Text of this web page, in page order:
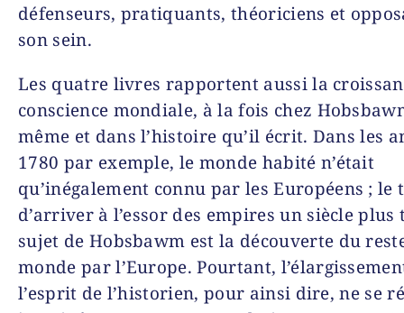
défenseurs, pratiquants, théoriciens et
son sein.
Les quatre livres rapportent aussi la
conscience mondiale, à la fois chez
même et dans l’histoire qu’il écrit. Dans les
1780 par exemple, le monde habité n’était
qu’inégalement connu par les Européens ; le
d’arriver à l’essor des empires un siècle plus
sujet de Hobsbawm est la découverte du
monde par l’Europe. Pourtant,
l’esprit de l’historien, pour ainsi dire, ne se